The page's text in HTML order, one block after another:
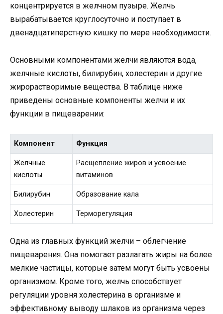
концентрируется в желчном пузыре. Желчь
вырабатывается круглосуточно и поступает в
двенадцатиперстную кишку по мере необходимости.
Основными компонентами желчи являются вода,
желчные кислоты, билирубин, холестерин и другие
жирорастворимые вещества. В таблице ниже
приведены основные компоненты желчи и их
функции в пищеварении:
Компонент Функция
Желчные
кислоты
Расщепление жиров и усвоение
витаминов
Билирубин Образование кала
Холестерин Терморегуляция
Одна из главных функций желчи – облегчение
пищеварения. Она помогает разлагать жиры на более
мелкие частицы, которые затем могут быть усвоены
организмом. Кроме того, желчь способствует
регуляции уровня холестерина в организме и
эффективному выводу шлаков из организма через